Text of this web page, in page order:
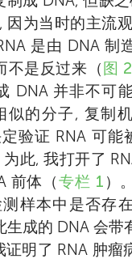
因为当时的主流
是由 DNA 制
不是反过来（ 图 2
DNA 并非不可
似的分子, 复制
验证 RNA 可能
此, 我打开了
前体（专栏 1 ）
样本中是否存
生成的 DNA 会带
证明了 RNA 肿瘤